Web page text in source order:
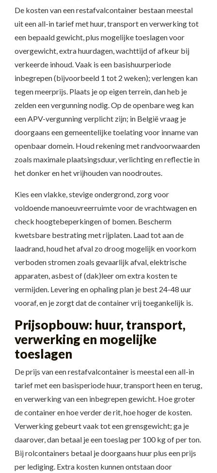
De kosten van een restafvalcontainer bestaan meestal
uit een all-in tarief met huur, transport en verwerking tot
een bepaald gewicht, plus mogelijke toeslagen voor
overgewicht, extra huurdagen, wachttijd of afkeur bij
verkeerde inhoud. Vaak is een basishuurperiode
inbegrepen (bijvoorbeeld 1 tot 2 weken); verlengen kan
tegen meerprijs. Plaats je op eigen terrein, dan heb je
zelden een vergunning nodig. Op de openbare weg kan
een APV-vergunning verplicht zijn; in België vraag je
doorgaans een gemeentelijke toelating voor inname van
openbaar domein. Houd rekening met randvoorwaarden
zoals maximale plaatsingsduur, verlichting en reflectie in
het donker en het vrijhouden van noodroutes.
Kies een vlakke, stevige ondergrond, zorg voor
voldoende manoeuvreerruimte voor de vrachtwagen en
check hoogtebeperkingen of bomen. Bescherm
kwetsbare bestrating met rijplaten. Laad tot aan de
laadrand, houd het afval zo droog mogelijk en voorkom
verboden stromen zoals gevaarlijk afval, elektrische
apparaten, asbest of (dak)leer om extra kosten te
vermijden. Levering en ophaling plan je best 24-48 uur
vooraf, en je zorgt dat de container vrij toegankelijk is.
Prijsopbouw: huur, transport,
verwerking en mogelijke
toeslagen
De prijs van een restafvalcontainer is meestal een all-in
tarief met een basisperiode huur, transport heen en terug,
en verwerking van een inbegrepen gewicht. Hoe groter
de container en hoe verder de rit, hoe hoger de kosten.
Verwerking gebeurt vaak tot een grensgewicht; ga je
daarover, dan betaal je een toeslag per 100 kg of per ton.
Bij rolcontainers betaal je doorgaans huur plus een prijs
per lediging. Extra kosten kunnen ontstaan door